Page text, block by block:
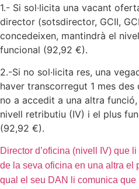
1.- Si sol·licita una vacant
director (sotsdirector, GCII,
concedeixen, mantindrà el
funcional (92,92 €).
2.-Si no sol·licita res, una
haver transcorregut 1 mes des
no a accedit a una altra
nivell retributiu (IV) i el plus
(92,92 €).
Director d’oficina (nivell IV) que
de la seva oficina en una altra el
qual el seu DAN li comunica que